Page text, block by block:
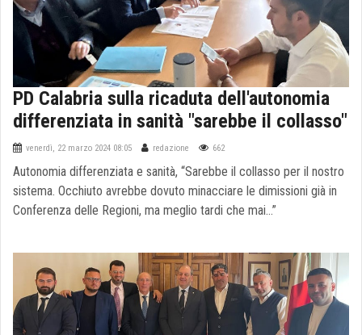
PD Calabria sulla ricaduta dell'autonomia
differenziata in sanità "sarebbe il collasso"
venerdì, 22 marzo 2024 08:05 redazione 662
Autonomia differenziata e sanità, “Sarebbe il collasso per il nostro
sistema. Occhiuto avrebbe dovuto minacciare le dimissioni già in
Conferenza delle Regioni, ma meglio tardi che mai…”